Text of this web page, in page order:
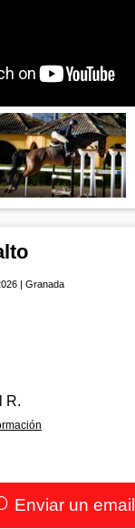
| Granada
R.
Enviar un email